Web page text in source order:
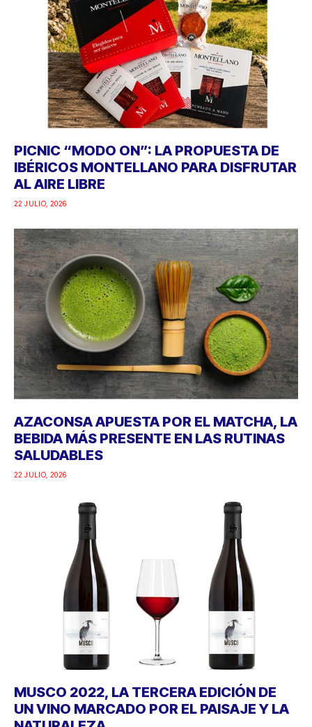
PICNIC “MODO ON”: LA PROPUESTA DE
IBÉRICOS MONTELLANO PARA DISFRUTAR
AL AIRE LIBRE
22 JULIO, 2026
AZACONSA APUESTA POR EL MATCHA, LA
BEBIDA MÁS PRESENTE EN LAS RUTINAS
SALUDABLES
22 JULIO, 2026
MUSCO 2022, LA TERCERA EDICIÓN DE
UN VINO MARCADO POR EL PAISAJE Y LA